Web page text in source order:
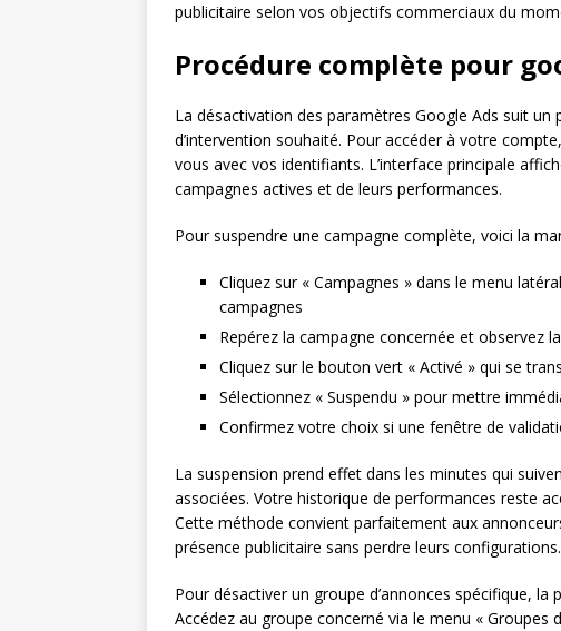
publicitaire selon vos objectifs commerciaux du
Procédure complète pour
La désactivation des paramètres Google Ads suit
d’intervention souhaité. Pour accéder à votre
vous avec vos identifiants. L’interface principale
campagnes actives et de leurs performances.
Pour suspendre une campagne complète, voici la
Cliquez sur « Campagnes » dans le menu
campagnes
Repérez la campagne concernée et observez
Cliquez sur le bouton vert « Activé » qui se
Sélectionnez « Suspendu » pour mettre
Confirmez votre choix si une fenêtre de
La suspension prend effet dans les minutes qui
associées. Votre historique de performances reste
Cette méthode convient parfaitement aux
présence publicitaire sans perdre leurs configurations.
Pour désactiver un groupe d’annonces spécifique,
Accédez au groupe concerné via le menu « Groupes